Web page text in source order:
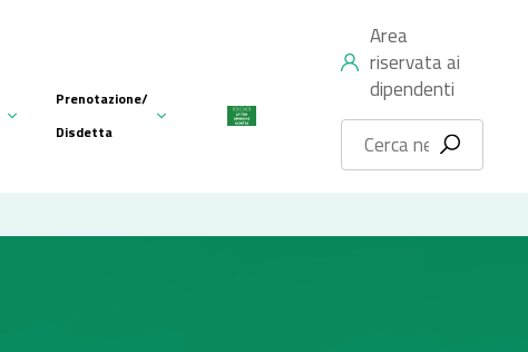
Prenotazione/
Disdetta
Area
riservata ai
dipendenti